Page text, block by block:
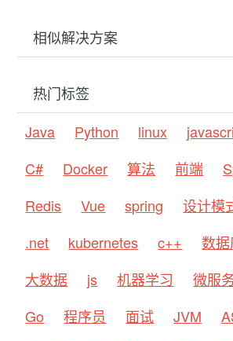
相似解决方案
热门标签
Java
Python linux
C#
Docker 算法 前端
Redis
Vue spring 设计模
.net
kubernetes c++ 数
大数据
js 机器学习 微服
Go
程序员 面试 JVM